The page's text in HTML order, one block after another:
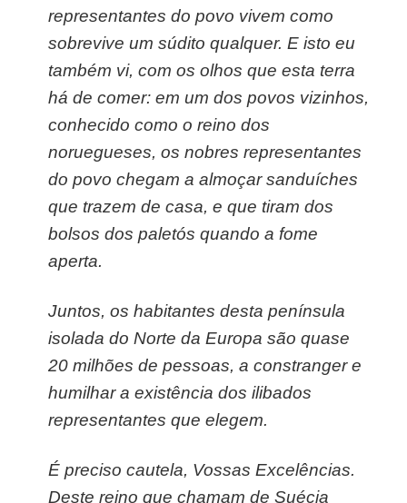
representantes do povo vivem como
sobrevive um súdito qualquer. E isto eu
também vi, com os olhos que esta terra
há de comer: em um dos povos vizinhos,
conhecido como o reino dos
noruegueses, os nobres representantes
do povo chegam a almoçar sanduíches
que trazem de casa, e que tiram dos
bolsos dos paletós quando a fome
aperta.
Juntos, os habitantes desta península
isolada do Norte da Europa são quase
20 milhões de pessoas, a constranger e
humilhar a existência dos ilibados
representantes que elegem.
É preciso cautela, Vossas Excelências.
Deste reino que chamam de Suécia